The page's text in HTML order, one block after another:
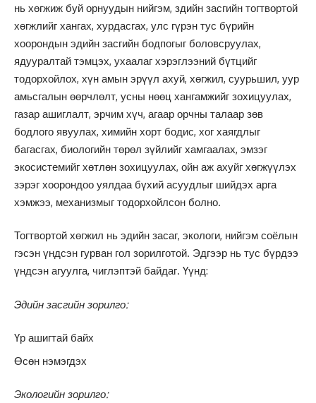
нь хөгжиж буй орнуудын нийгэм, здийн засгийн тогтвортой
хөгжлийг хангах, хурдасгах, улс гүрэн тус бүрийн
хоорондын эдийн засгийн бодпогыг боловсруулах,
ядууралтай тэмцэх, ухаалаг хэрэглээний бүтцийг
тодорхойлох, хүн амын эрүүл ахуй, хөгжил, суурьшил, уур
амьсгалын өөрчлөлт, усны нөөц хангамжийг зохицуулах,
газар ашиглалт, эрчим хүч, агаар орчны талаар зөв
бодлого явуулах, химийн хорт бодис, хог хаягдлыг
багасгах, биологийн төрөл зүйлийг хамгаалах, эмзэг
экосистемийг хөтлөн зохицуулах, ойн аж ахуйг хөгжүүлэх
зэрэг хоорондоо уялдаа бүхий асуудлыг шийдэх арга
хэмжээ, механизмыг тодорхойлсон болно.
Тогтвортой хөгжил нь эдийн засаг, экологи, нийгэм соёлын
гэсэн үндсэн гурван гол зорилготой. Эдгээр нь тус бүрдээ
үндсэн агуулга, чиглэптэй байдаг. Үүнд:
Эдийн засгийн зорилго:
Үр ашигтай байх
Өсөн нэмэгдэх
Экологийн зорилго: